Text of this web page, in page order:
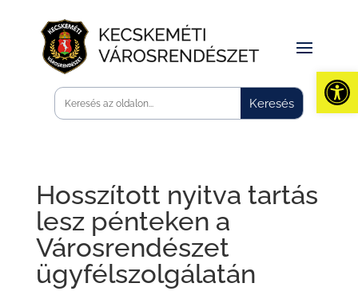
Hosszított nyitva tartás
lesz pénteken a
Városrendészet
ügyfélszolgálatán